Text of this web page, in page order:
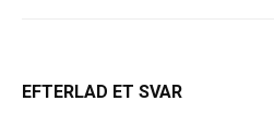
EFTERLAD ET SVAR